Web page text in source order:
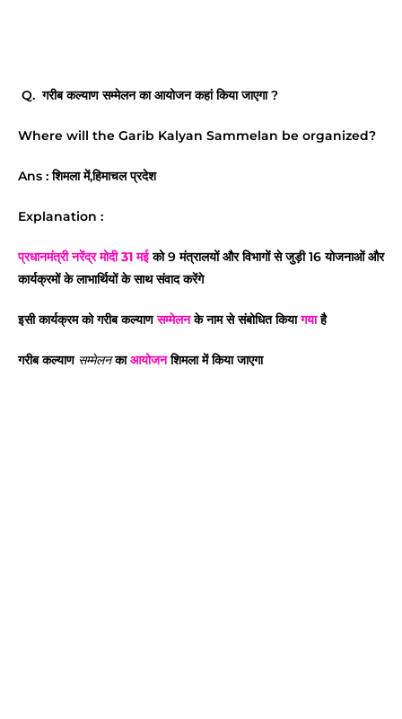
Q. गरीब कल्याण सम्मेलन का आयोजन कहां किया जाएगा ?
Where will the Garib Kalyan Sammelan be organized?
Ans : शिमला में,हिमाचल प्रदेश
Explanation :
प्रधानमंत्री नरेंद्र मोदी 31 मईको 9 मंत्रालयों और विभागों से जुड़ी 16 योजनाओं और
कार्यक्रमों के लाभार्थियों के साथ संवाद करेंगे
इसी कार्यक्रम को गरीब कल्याणसम्मेलनके नाम से संबोधित कियागयाहै
गरीब कल्याण सम्मेलनकाआयोजनशिमला में किया जाएगा